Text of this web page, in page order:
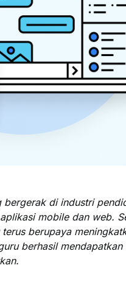
bergerak di industri
mobile dan web.
berupaya
berhasil